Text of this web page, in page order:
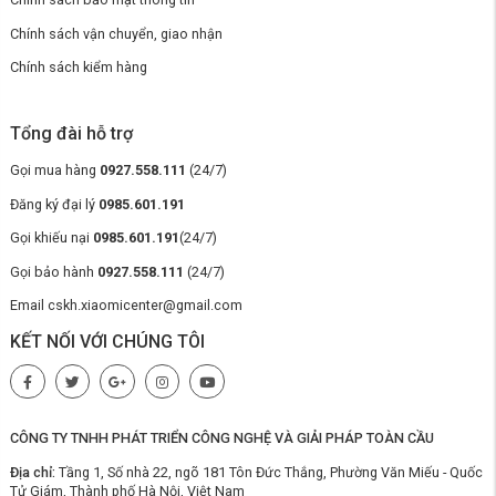
Vượt chướng ngại vật lên đến 4cm, làm sạch
thảm hiệu quả
Roborock Qrevo Curv
có khả năng tự động nâng bánh xe đa hướng
loại robot hút bụi hiện nay. Nhờ đó, robot có thể di chuyển liền mạch
không gặp bất kỳ trở ngại nào, ngay cả với những ngưỡng cửa phức tạp.
Chính sách vận chuyển, giao nhận
Chính sách kiểm hàng
Tổng đài hỗ trợ
Gọi mua hàng 0927.558.111 (24/7)
Đăng ký đại lý 0985.601.191
Gọi khiếu nại 0985.601.191(24/7)
Gọi bảo hành 0927.558.111 (24/7)
Email cskh.xiaomicenter@gmail.com
KẾT NỐI VỚI CHÚNG TÔI
CÔNG TY TNHH PHÁT TRIỂN CÔNG NGHỆ VÀ GIẢI PHÁP TOÀN CẦU
Địa chỉ: Tầng 1, Số nhà 22, ngõ 181 Tôn Đức Thắng, Phường Văn Miếu - Quốc
Tử Giám, Thành phố Hà Nội, Việt Nam